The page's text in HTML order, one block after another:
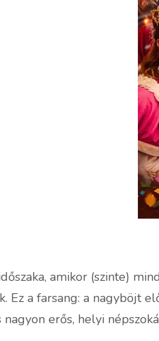
amikor (szinte)
Ez a farsang: a nagyböjt
erős, helyi